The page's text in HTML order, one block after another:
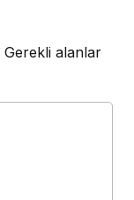
Gerekli alanlar